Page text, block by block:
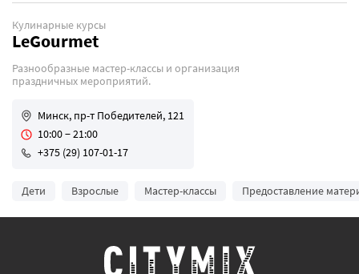
Кулинарные курсы
LeGourmet
Разнообразные мастер-классы и организация
праздничных мероприятий.
Минск, пр-т Победителей, 121
10:00 − 21:00
+375 (29) 107-01-17
Дети Взрослые Мастер-классы Предоставление